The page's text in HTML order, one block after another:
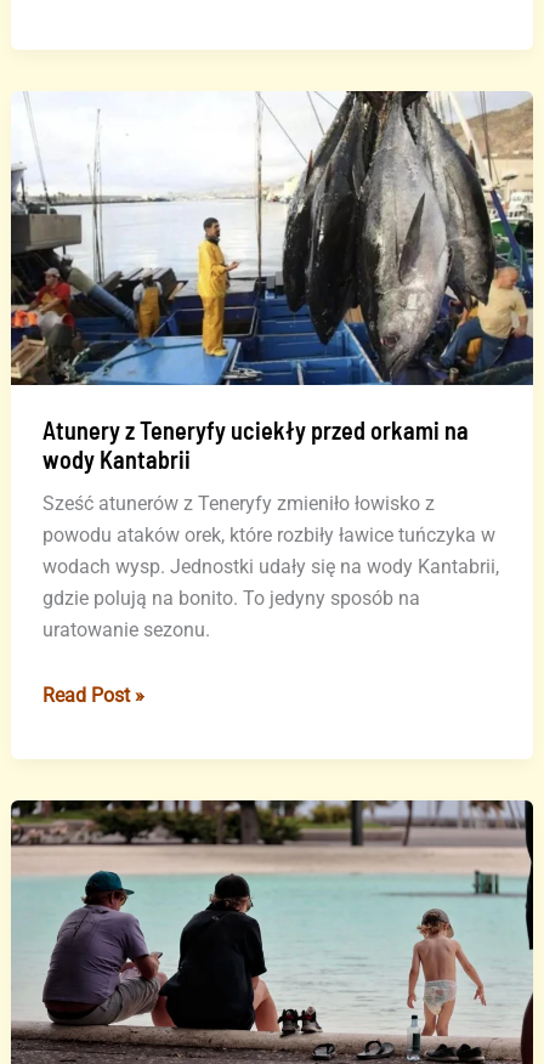
odnalazł
wybrzeży
El
Hierro
Atunery z Teneryfy uciekły przed orkami na
wody Kantabrii
Sześć atunerów z Teneryfy zmieniło łowisko z
powodu ataków orek, które rozbiły ławice tuńczyka w
wodach wysp. Jednostki udały się na wody Kantabrii,
gdzie polują na bonito. To jedyny sposób na
uratowanie sezonu.
Atunery
Teneryfy
przed
orkami
na
wody
Kantabrii
Read Post »